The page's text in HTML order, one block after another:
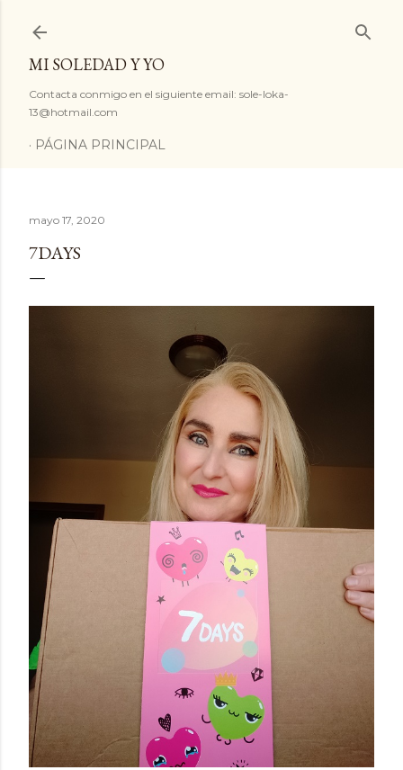
MI SOLEDAD Y YO
Contacta conmigo en el siguiente email: sole-loka-
13@hotmail.com
PÁGINA PRINCIPAL
mayo 17, 2020
7DAYS